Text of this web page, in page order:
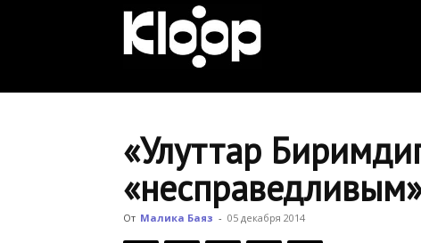
Новости
«Улуттар
От Малика Баяз - 05 декабря 2014